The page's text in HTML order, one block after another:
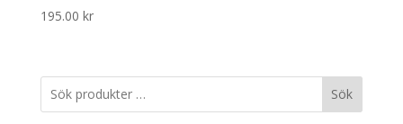
195.00 kr
Sök